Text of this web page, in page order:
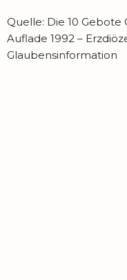
Quelle: Die 10
Auflade 1992 –
Glaubensinformation